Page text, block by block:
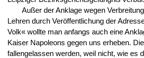
Außer der Anklage wegen
Lehren durch Veröffentlichung der
Volk« wollte man anfangs auch eine
Kaiser Napoleons gegen uns erheben.
fallengelassen werden, weil nicht, wie es